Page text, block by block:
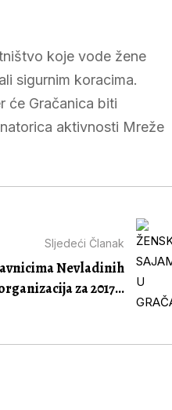
koje vode žene
sigurnim koracima.
će Gračanica biti
aktivnosti Mreže
Sljedeći Članak
Nevladinih
za 2017...